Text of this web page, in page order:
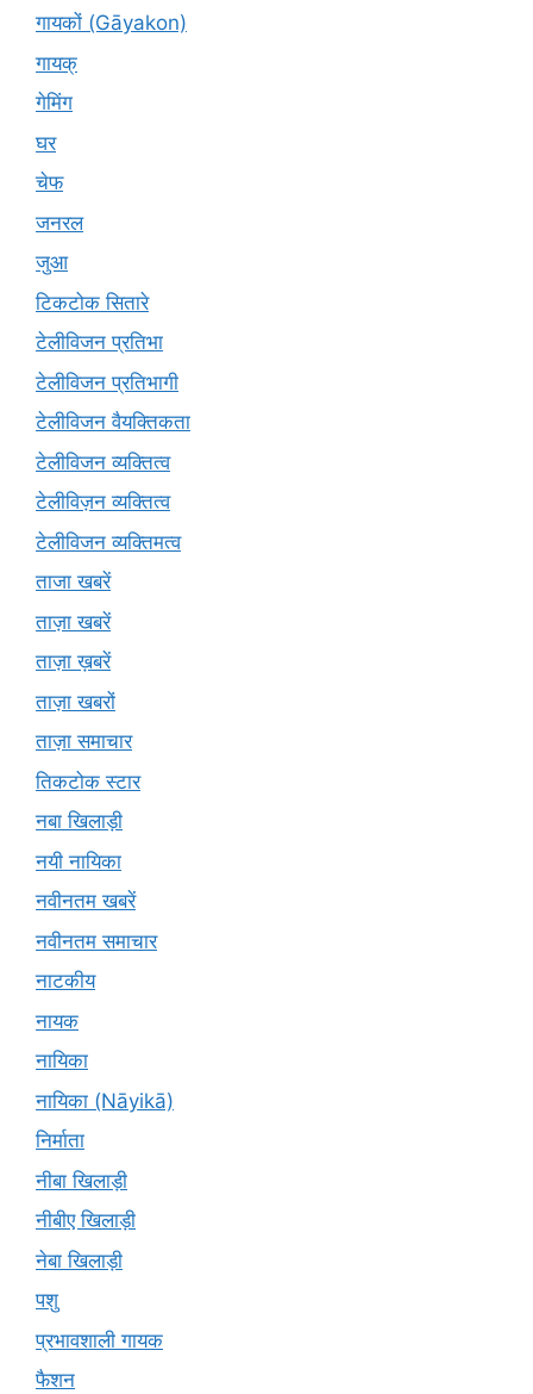
गायकों (Gāyakon)
गायक्
गेमिंग
घर
चेफ
जनरल
जुआ
टिकटोक सितारे
टेलीविजन प्रतिभा
टेलीविजन प्रतिभागी
टेलीविजन वैयक्तिकता
टेलीविजन व्यक्तित्व
टेलीविज़न व्यक्तित्व
टेलीविजन व्यक्तिमत्व
ताजा खबरें
ताज़ा खबरें
ताज़ा ख़बरें
ताज़ा खबरों
ताज़ा समाचार
तिकटोक स्टार
नबा खिलाड़ी
नयी नायिका
नवीनतम खबरें
नवीनतम समाचार
नाटकीय
नायक
नायिका
नायिका (Nāyikā)
निर्माता
नीबा खिलाड़ी
नीबीए खिलाड़ी
नेबा खिलाड़ी
पशु
प्रभावशाली गायक
फैशन